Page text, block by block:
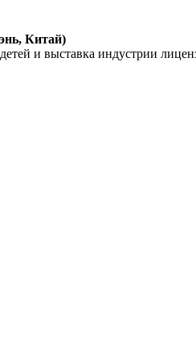
Китай)
и выставка индустрии